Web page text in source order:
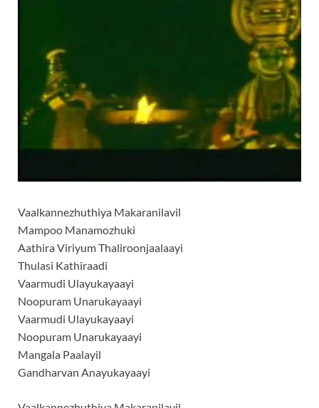
Vaalkannezhuthiya Makaranilavil
Mampoo Manamozhuki
Aathira Viriyum Thaliroonjaalaayi
Thulasi Kathiraadi
Vaarmudi Ulayukayaayi
Noopuram Unarukayaayi
Vaarmudi Ulayukayaayi
Noopuram Unarukayaayi
Mangala Paalayil
Gandharvan Anayukayaayi